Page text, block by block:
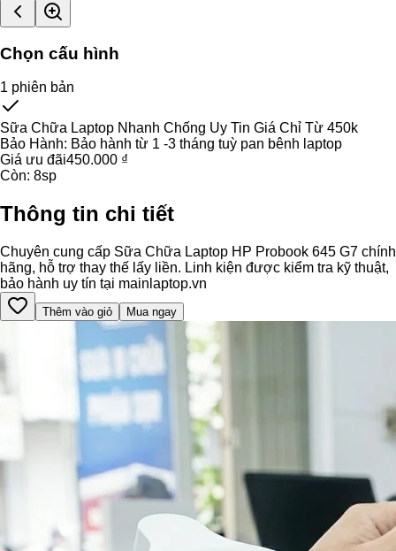
Chọn cấu hình
1 phiên bản
Sữa Chữa Laptop Nhanh Chống Uy Tin Giá Chỉ Từ 450k
Bảo Hành: Bảo hành từ 1 -3 tháng tuỳ pan bênh laptop
Giá ưu đãi450.000 ₫
Còn: 8sp
Thông tin chi tiết
Chuyên cung cấp Sữa Chữa Laptop HP Probook 645 G7 chính
hãng, hỗ trợ thay thế lấy liền. Linh kiện được kiểm tra kỹ thuật,
bảo hành uy tín tại mainlaptop.vn
Thêm vào giỏ Mua ngay